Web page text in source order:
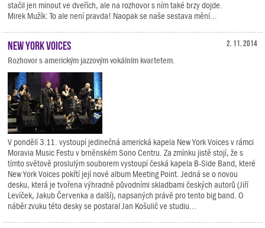
stačil jen minout ve dveřích, ale na rozhovor s ním také brzy dojde.
Mirek Mužík: To ale není pravda! Naopak se naše sestava mění...
2. 11. 2014
New York Voices
Rozhovor s americkým jazzovým vokálním kvartetem.
V pondělí 3.11. vystoupí jedinečná americká kapela New York Voices v rámci
Moravia Music Festu v brněnském Sono Centru. Za zmínku jistě stojí, že s
tímto světově proslulým souborem vystoupí česká kapela B-Side Band, které
New York Voices pokřtí její nové album Meeting Point. Jedná se o novou
desku, která je tvořena výhradně původními skladbami českých autorů (Jiří
Levíček, Jakub Červenka a další), napsaných právě pro tento big band. O
náběr zvuku této desky se postaral Jan Košulič ve studiu...